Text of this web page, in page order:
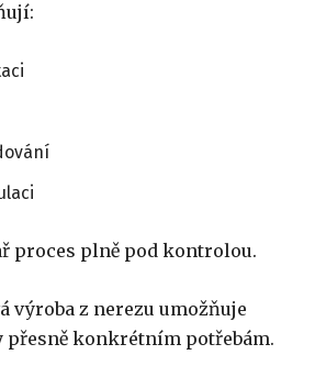
proces plně pod kontrolou.
výroba z nerezu umožňuje
konkrétním potřebám.